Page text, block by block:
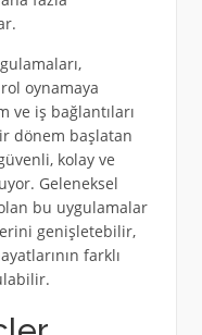
oynamaya
ve iş bağlantıları
dönem başlatan
kolay ve
Geleneksel
bu uygulamalar
genişletebilir,
farklı